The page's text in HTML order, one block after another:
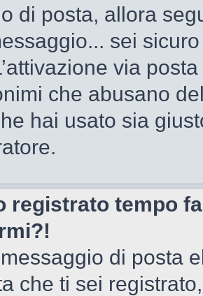
di posta, allora
sei
via
che abusano
hai usato sia
registrato tempo
di posta
che ti sei